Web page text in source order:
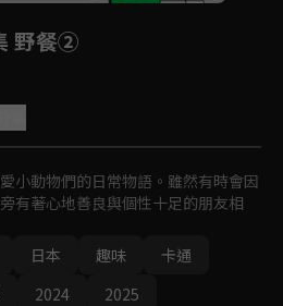
野餐②
小動物們的日常物語。雖然有時會因
有著心地善良與個性十足的朋友相
日本 趣味
卡通
2024 2025